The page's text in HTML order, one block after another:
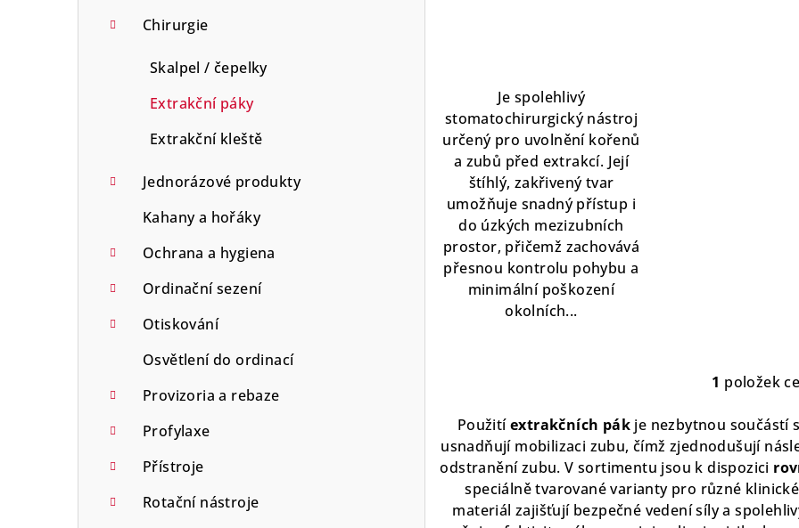
Chirurgie
Skalpel / čepelky
Extrakční páky
Extrakční kleště
Jednorázové produkty
Kahany a hořáky
Ochrana a hygiena
Ordinační sezení
Otiskování
Osvětlení do ordinací
Provizoria a rebaze
Profylaxe
Přístroje
Rotační nástroje
ů
5,0
z
5
hvězdiček.
Je spolehlivý
stomatochirurgický nástroj
určený pro uvolnění kořenů
a zubů před extrakcí. Její
štíhlý, zakřivený tvar
umožňuje snadný přístup i
do úzkých mezizubních
prostor, přičemž zachovává
přesnou kontrolu pohybu a
minimální poškození
okolních...
O
v
l
á
d
a
1 položek
Použitíextrakčních pákje nezbytnou součástí
usnadňují mobilizaci zubu, čímž zjednodušují
odstranění zubu. V sortimentu jsou k dispozici
speciálně tvarované varianty pro různé
materiál zajišťují bezpečné vedení síly a